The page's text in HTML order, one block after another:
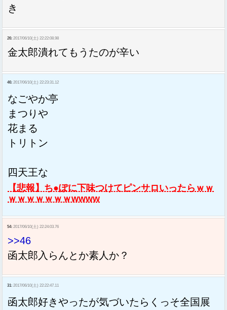
き
26: 2017/06/10(土) 22:22:08.98
金太郎潰れてもうたのが辛い
46: 2017/06/10(土) 22:23:31.12
なごやか亭
まつりや
花まる
トリトン
四天王な
【悲報】ち●ぽに下味つけてピンサロいったらｗｗ
ｗｗｗｗｗｗｗwwww
54: 2017/06/10(土) 22:24:03.76
>>46
函太郎入らんとか素人か？
31: 2017/06/10(土) 22:22:47.11
函太郎好きやったが気づいたらくっそ全国展